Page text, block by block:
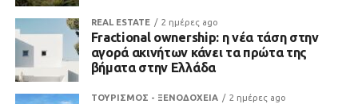
REAL ESTATE 2 ημέρες ago
Fractional ownership: η νέα τάση στην
αγορά ακινήτων κάνει τα πρώτα της
βήματα στην Ελλάδα
ΤΟΥΡΙΣΜΟΣ - ΞΕΝΟΔΟΧΕΙΑ 2 ημέρες ago